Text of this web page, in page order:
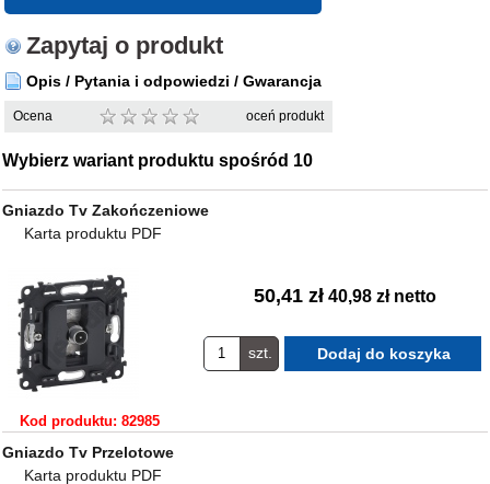
Zapytaj o produkt
Opis / Pytania i odpowiedzi / Gwarancja
Ocena oceń produkt
Wybierz wariant produktu spośród 10
Gniazdo Tv Zakończeniowe
Karta produktu PDF
Kod produktu: 82985
50,41 zł 40,98 zł netto
szt.
Gniazdo Tv Przelotowe
Karta produktu PDF